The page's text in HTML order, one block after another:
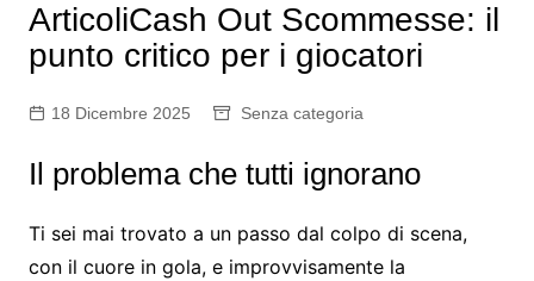
ArticoliCash Out Scommesse: il
punto critico per i giocatori
18 Dicembre 2025 Senza categoria
Il problema che tutti ignorano
Ti sei mai trovato a un passo dal colpo di scena,
con il cuore in gola, e improvvisamente la